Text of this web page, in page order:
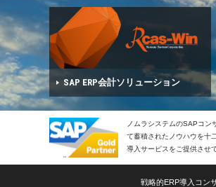
SAP ERP会計ソリューション
ノムラシステムのSAPコ
て蓄積されたノウハウを十
導入サービスをご提供させ
戦略的ERP導入コン